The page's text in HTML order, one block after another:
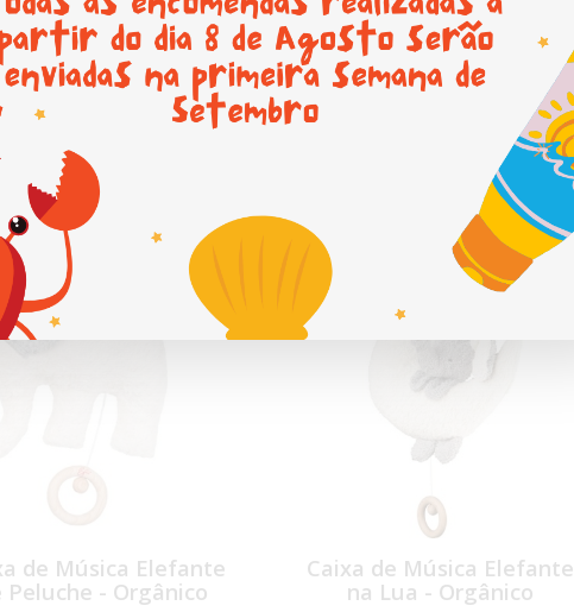
Anos
de Música Elefante
Peluche - Orgânico
NOVIDADE
Caixa de Música Elefante
na Lua - Orgânico